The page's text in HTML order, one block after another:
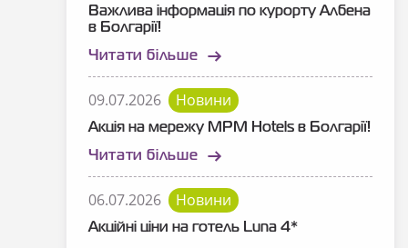
Важлива інформація по курорту Албена
в Болгарії!
Читати більше
09.07.2026 Новини
Акція на мережу MPM Hotels в Болгарії!
Читати більше
06.07.2026 Новини
Акційні ціни на готель Luna 4*